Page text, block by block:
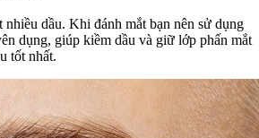
dầu. Khi đánh mắt bạn nên sử dụng
dụng, giúp kiềm dầu và giữ lớp phấn mắt
tốt nhất.